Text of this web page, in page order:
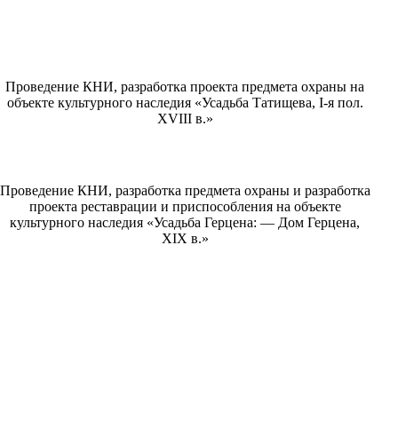
Проведение КНИ, разработка проекта предмета охраны на
объекте культурного наследия «Усадьба Татищева, I-я пол.
XVIII в.»
Проведение КНИ, разработка предмета охраны и разработка
проекта реставрации и приспособления на объекте
культурного наследия «Усадьба Герцена: — Дом Герцена,
XIX в.»